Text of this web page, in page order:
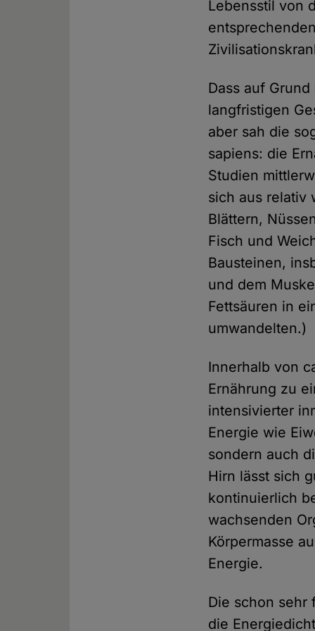
Lebensstil von
Dass auf
langfristigen
aber sah die
sapiens: die
Studien
sich aus relativ
Blättern,
Fisch und
Bausteinen,
und dem
Fettsäuren in
umwandelten.)
Innerhalb von
Ernährung zu
intensivierter
Energie wie
sondern auch
Hirn lässt sich
kontinuierlich
wachsenden
Körpermasse
Energie.
Die schon sehr
die